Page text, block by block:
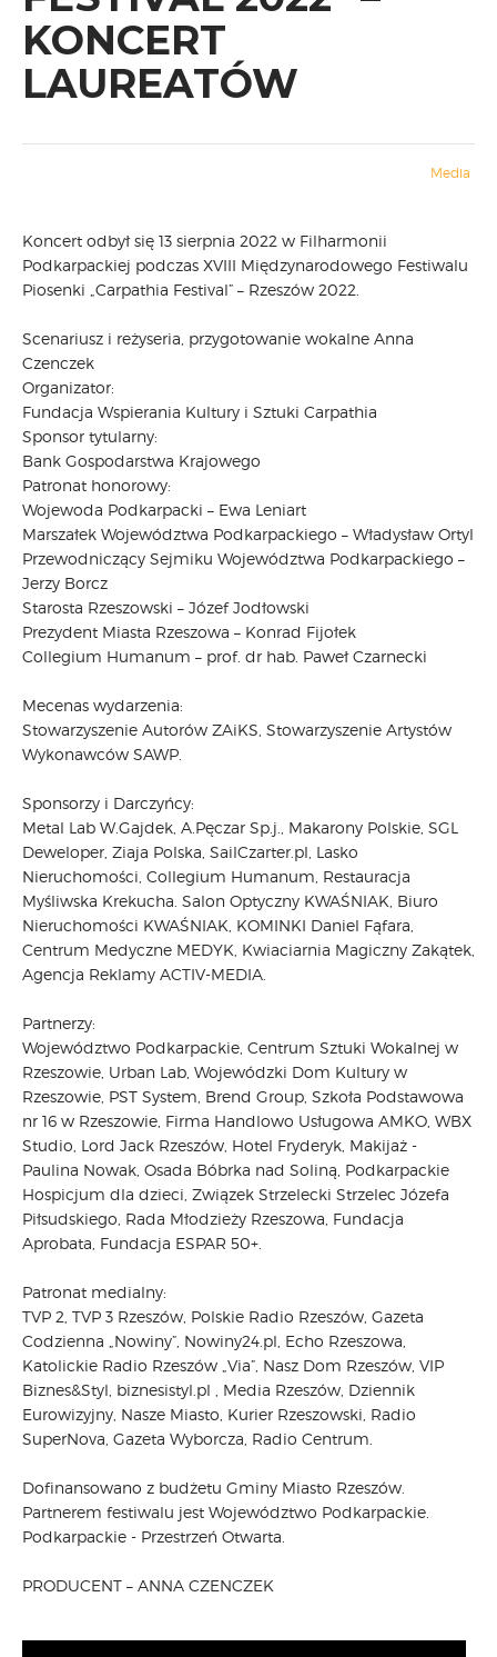
CARPATHIA FESTIVAL
FESTIWAL PATRIOTYCZNY
WYDARZENIA
MULTIMEDIA
GALERIA
WARSZTATY
ZGŁOŚ UDZIAŁ
KONCERT
LAUREATÓW
Media
Koncert odbył się 13 sierpnia 2022 w Filharmonii
Podkarpackiej podczas XVIII Międzynarodowego Festiwalu
Piosenki „Carpathia Festival” – Rzeszów 2022.
Scenariusz i reżyseria, przygotowanie wokalne Anna
Czenczek
Organizator:
Fundacja Wspierania Kultury i Sztuki Carpathia
Sponsor tytularny:
Bank Gospodarstwa Krajowego
Patronat honorowy:
Wojewoda Podkarpacki – Ewa Leniart
Marszałek Województwa Podkarpackiego – Władysław Ortyl
Przewodniczący Sejmiku Województwa Podkarpackiego –
Jerzy Borcz
Starosta Rzeszowski – Józef Jodłowski
Prezydent Miasta Rzeszowa – Konrad Fijołek
Collegium Humanum – prof. dr hab. Paweł Czarnecki
Mecenas wydarzenia:
Stowarzyszenie Autorów ZAiKS, Stowarzyszenie Artystów
Wykonawców SAWP.
Sponsorzy i Darczyńcy:
Metal Lab W.Gajdek, A.Pęczar Sp.j., Makarony Polskie, SGL
Deweloper, Ziaja Polska, SailCzarter.pl, Lasko
Nieruchomości, Collegium Humanum, Restauracja
Myśliwska Krekucha. Salon Optyczny KWAŚNIAK, Biuro
Nieruchomości KWAŚNIAK, KOMINKI Daniel Fąfara,
Centrum Medyczne MEDYK, Kwiaciarnia Magiczny Zakątek,
Agencja Reklamy ACTIV-MEDIA.
Partnerzy:
Województwo Podkarpackie, Centrum Sztuki Wokalnej w
Rzeszowie, Urban Lab, Wojewódzki Dom Kultury w
Rzeszowie, PST System, Brend Group, Szkoła Podstawowa
nr 16 w Rzeszowie, Firma Handlowo Usługowa AMKO, WBX
Studio, Lord Jack Rzeszów, Hotel Fryderyk, Makijaż -
Paulina Nowak, Osada Bóbrka nad Soliną, Podkarpackie
Hospicjum dla dzieci, Związek Strzelecki Strzelec Józefa
Piłsudskiego, Rada Młodzieży Rzeszowa, Fundacja
Aprobata, Fundacja ESPAR 50+.
Patronat medialny:
TVP 2, TVP 3 Rzeszów, Polskie Radio Rzeszów, Gazeta
Codzienna „Nowiny”, Nowiny24.pl, Echo Rzeszowa,
Katolickie Radio Rzeszów „Via”, Nasz Dom Rzeszów, VIP
Biznes&Styl, biznesistyl.pl , Media Rzeszów, Dziennik
Eurowizyjny, Nasze Miasto, Kurier Rzeszowski, Radio
SuperNova, Gazeta Wyborcza, Radio Centrum.
Dofinansowano z budżetu Gminy Miasto Rzeszów.
Partnerem festiwalu jest Województwo Podkarpackie.
Podkarpackie - Przestrzeń Otwarta.
PRODUCENT – ANNA CZENCZEK